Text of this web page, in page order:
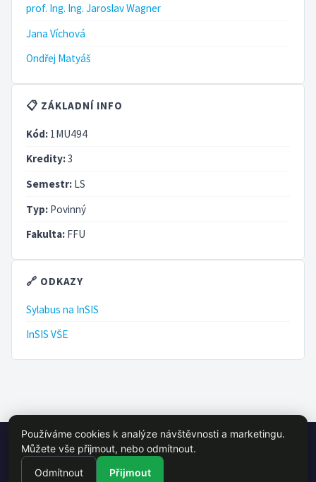
prof. Ing. Ing. Jaroslav Wagner
Jana Víchová
Ondřej Matyáš
📋 ZÁKLADNÍ INFO
Kód: 1MU494
Kredity:3
Semestr: LS
Typ: Povinný
Fakulta: FFU
🔗 ODKAZY
Sylabus na InSIS
InSIS VŠE
© 2026 VŠE Wiki - studentský projekt, není oficálně spojen s VŠE
Praha
Používáme cookies k analýze návštěvnosti a marketingu.
Můžete vše přijmout, nebo odmítnout.
Odmítnout
Přijmout